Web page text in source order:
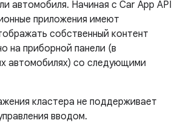
автомобиля. Начиная с Car App API
приложения имеют
собственный контент
на приборной панели (в
автомобилях) со следующими
кластера не поддерживает
вводом.